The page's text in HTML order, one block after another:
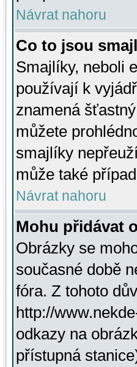
Návrat nahoru
Co to jsou
Smajlíky, neboli
používají k
znamená
můžete
smajlíky
může také
Návrat nahoru
Mohu přidávat
Obrázky se
současné době
fóra. Z tohoto
http://
odkazy na
přístupná